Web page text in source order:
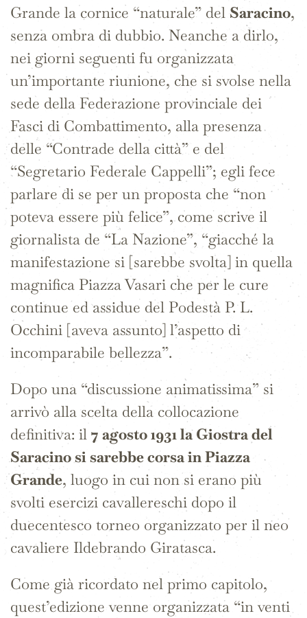
Grande la cornice “naturale” del Saracino,
senza ombra di dubbio. Neanche a dirlo,
nei giorni seguenti fu organizzata
un’importante riunione, che si svolse nella
sede della Federazione provinciale dei
Fasci di Combattimento, alla presenza
delle “Contrade della città” e del
“Segretario Federale Cappelli”; egli fece
parlare di se per un proposta che “non
poteva essere più felice”, come scrive il
giornalista de “La Nazione”, “giacché la
manifestazione si [sarebbe svolta] in quella
magnifica Piazza Vasari che per le cure
continue ed assidue del Podestà P. L.
Occhini [aveva assunto] l’aspetto di
incomparabile bellezza”.
Dopo una “discussione animatissima” si
arrivò alla scelta della collocazione
definitiva: il 7 agosto 1931 la Giostra del
Saracino si sarebbe corsa in Piazza
Grande, luogo in cui non si erano più
svolti esercizi cavallereschi dopo il
duecentesco torneo organizzato per il neo
cavaliere Ildebrando Giratasca.
Come già ricordato nel primo capitolo,
quest’edizione venne organizzata “in venti